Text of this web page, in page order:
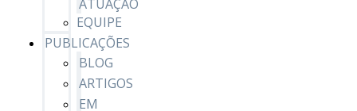
ATUAÇÃO
EQUIPE
PUBLICAÇÕES
BLOG
ARTIGOS
EM